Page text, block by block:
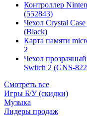
Контроллер
(552843)
Чехол Сrystal
(Black)
Карта памяти
2
Чехол
Switch 2 (GNS-
Смотреть все
Игры Б/У (скидки)
Музыка
Лидеры продаж